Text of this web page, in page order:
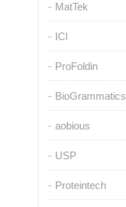
MatTek
ICl
ProFoldin
BioGrammatics
aobious
USP
Proteintech